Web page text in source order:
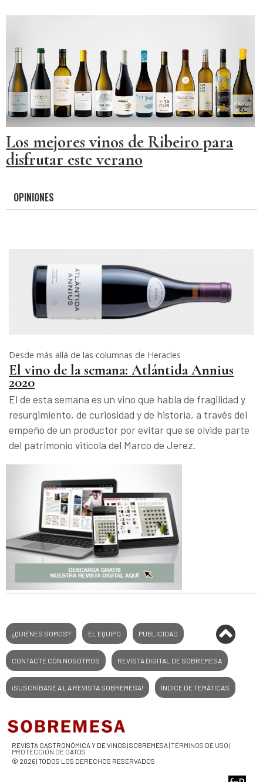
Los mejores vinos de Ribeiro para
disfrutar este verano
OPINIONES
Desde más allá de las columnas de Heracles
El vino de la semana: Atlántida Annius
2020
El de esta semana es un vino que habla de fragilidad y
resurgimiento, de curiosidad y de historia, a través del
empeño de un productor por evitar que se olvide parte
del patrimonio vitícola del Marco de Jerez.
¿QUIÉNES SOMOS? EL EQUIPO PUBLICIDAD
CONTACTE CON NOSOTROS REVISTA DIGITAL DE SOBREMESA
¡SUSCRÍBASE A LA REVISTA SOBREMESA! ÍNDICE DE TEMÁTICAS
REVISTA GASTRONÓMICA Y DE VINOS | SOBREMESA |TÉRMINOS DE USO |
PROTECCIÓN DE DATOS
© 2026 | TODOS LOS DERECHOS RESERVADOS